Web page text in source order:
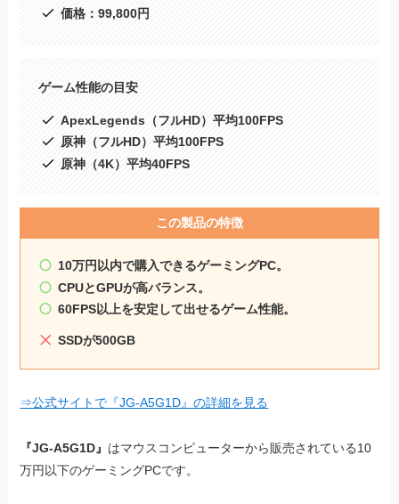
価格：99,800円
ゲーム性能の目安
ApexLegends（フルHD）平均100FPS
原神（フルHD）平均100FPS
原神（4K）平均40FPS
この製品の特徴
10万円以内で購入できるゲーミングPC。
CPUとGPUが高バランス。
60FPS以上を安定して出せるゲーム性能。
SSDが500GB
⇒公式サイトで『JG-A5G1D』の詳細を見る
『JG-A5G1D』 はマウスコンピューターから販売されている10
万円以下のゲーミングPCです。